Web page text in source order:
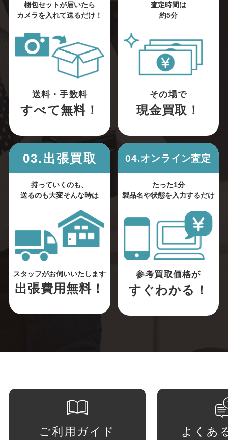
梱包セットが届いたら
カメラを入れて送るだけ！
送料・手数料
すべて無料！
査定時間は
約5分
その場で
現金買取！
03.出張買取
持っていくのも、
送るのも大変そんな時は
スタッフがお伺いいたします
出張費用無料！
04.オンライン査定
たった1分
製品名や状態を入力するだけ
参考買取価格が
すぐわかる！
ご利用ガイド よくあ